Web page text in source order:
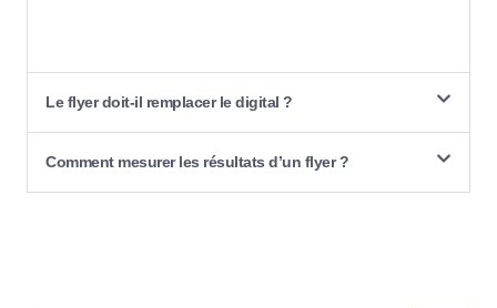
Le flyer doit-il remplacer le digital ?
Comment mesurer les résultats d’un flyer ?